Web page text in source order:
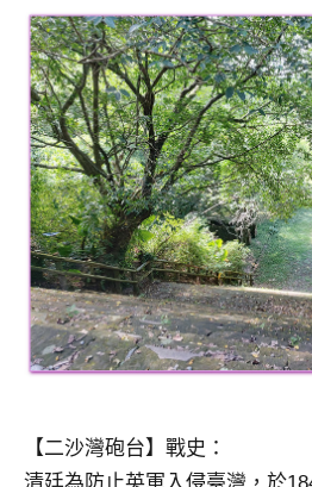
【二沙灣砲台】戰史：
清廷為防止英軍入侵臺灣，於